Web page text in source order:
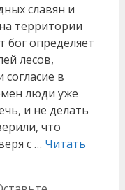
славян и
территории
бог определяет
лесов,
в
люди уже
и не делать
что
с … Читать